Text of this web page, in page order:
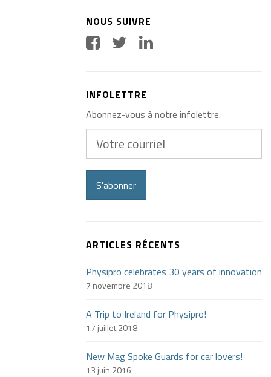
NOUS SUIVRE
INFOLETTRE
Abonnez-vous à notre infolettre.
courriel
S'abonner
ARTICLES RÉCENTS
Physipro celebrates 30 years of innovation
7 novembre 2018
A Trip to Ireland for Physipro!
17 juillet 2018
New Mag Spoke Guards for car lovers!
13 juin 2016